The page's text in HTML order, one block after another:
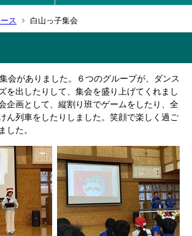
ス 白山っ子集会
会がありました。６つのグループが、ダンス
を出したりして、集会を盛り上げてくれまし
企画として、縦割り班でゲームをしたり、全
ん列車をしたりしました。笑顔で楽しく過ご
した。